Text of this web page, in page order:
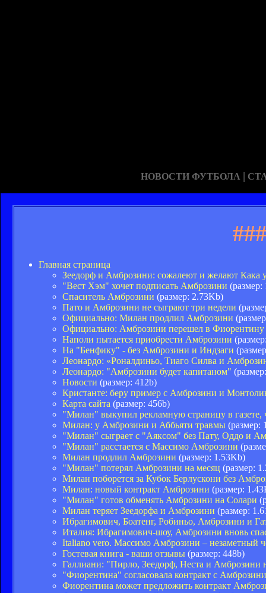
НОВОСТИ ФУТБОЛА |
###
Главная страница
Зеедорф и Амброзини: сожалеют и желают Кака
"Вест Хэм" хочет подписать Амброзини (размер:
Спаситель Амброзини (размер: 2.73Kb)
Пато и Амброзини не сыграют три недели
Официально: Милан продлил Амброзини
Официально: Амброзини перешел в Фиорентину
Наполи пытается приобрести Амброзини
На "Бенфику" - без Амброзини и Индзаги
Леонардо: «Роналдиньо, Тиаго Силва и
Леонардо: "Амброзини будет капитаном"
Новости (размер: 412b)
Кристанте: беру пример с Амброзини и
Карта сайта (размер: 456b)
"Милан" выкупил рекламную страницу в газете,
Милан: у Амброзини и Аббьяти травмы (размер:
"Милан" сыграет с "Аяксом" без Пату, Оддо и
"Милан" расстается с Массимо Амброзини
Милан продлил Амброзини (размер: 1.53Kb)
"Милан" потерял Амброзини на месяц (размер:
Милан поборется за Кубок Берлускони без
Милан: новый контракт Амброзини (размер:
"Милан" готов обменять Амброзини на Солари
Милан теряет Зеедорфа и Амброзини (размер:
Ибрагимович, Боатенг, Робиньо, Амброзини и
Италия: Ибрагимович-шоу, Амброзини вновь
Italiano vero. Массимо Амброзини – незаметный
Гостевая книга - ваши отзывы (размер: 448b)
Галлиани: "Пирло, Зеедорф, Неста и Амброзини
"Фиорентина" согласовала контракт с Амброзини
Фиорентина может предложить контракт